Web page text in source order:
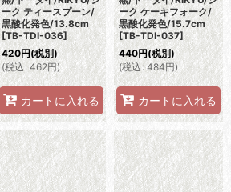
ーク ティースプーン/
黒酸化発色/13.8cm
[TB-TDI-036]
420円(税別)
(税込 : 462円)
カートに入れる
ーク ケーキフォーク/
黒酸化発色/15.7cm
[TB-TDI-037]
440円(税別)
(税込: 484円)
カートに入れる